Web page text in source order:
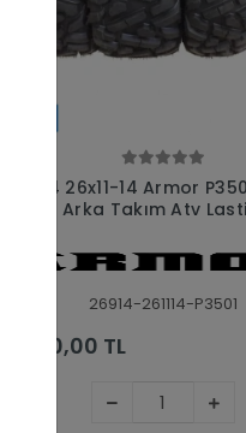
26x11-14 Armor P3501 Atv
261114-P3501
6.800,00 TL